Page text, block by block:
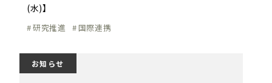
(水)】
研究推進 国際連携
お知らせ